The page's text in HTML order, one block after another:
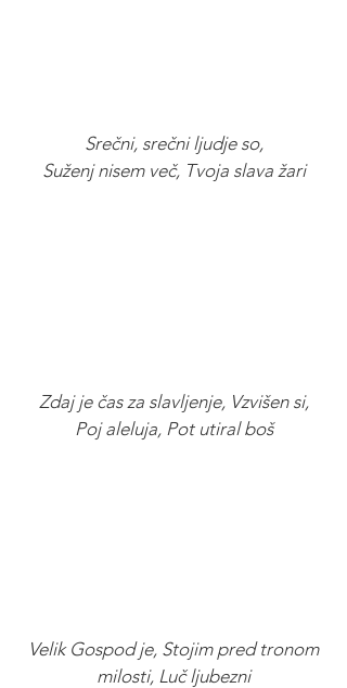
Srečni, srečni ljudje so,
Suženj nisem več, Tvoja slava žari
Zdaj je čas za slavljenje, Vzvišen si,
Poj aleluja, Pot utiral boš
Velik Gospod je, Stojim pred tronom
milosti, Luč ljubezni